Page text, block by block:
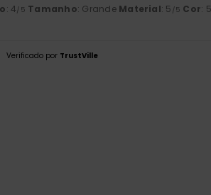
: 4/5 Tamanho: Grande Material: 5 /5 Cor: 5
Verificado por TrustVille